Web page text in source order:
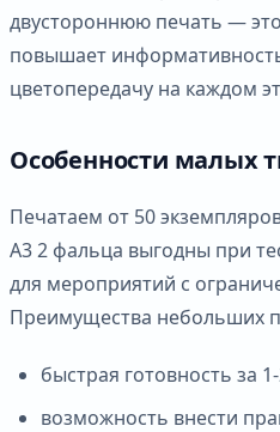
двустороннюю печать —
повышает
цветопередачу на каждом
Особенности малых
Печатаем от 50
А3 2 фальца выгодны при
для мероприятий с
Преимущества небольших
быстрая готовность за
возможность внести